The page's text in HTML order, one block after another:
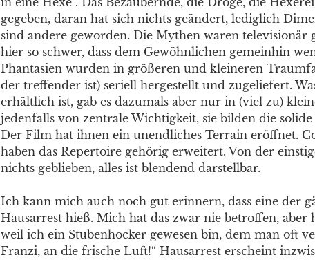
gegeben, daran hat sich nichts geändert, lediglich
sind andere geworden. Die Mythen waren televisionär
hier so schwer, dass dem Gewöhnlichen gemeinhin
Phantasien wurden in größeren und kleineren
der treffender ist) seriell hergestellt und zugeliefert.
erhältlich ist, gab es dazumals aber nur in (viel zu)
jedenfalls von zentrale Wichtigkeit, sie bilden die
Der Film hat ihnen ein unendliches Terrain eröffnet.
haben das Repertoire gehörig erweitert. Von der
nichts geblieben, alles ist blendend darstellbar.
Ich kann mich auch noch gut erinnern, dass eine der
Hausarrest hieß. Mich hat das zwar nie betroffen, aber
weil ich ein Stubenhocker gewesen bin, dem man oft
Franzi, an die frische Luft!“ Hausarrest erscheint